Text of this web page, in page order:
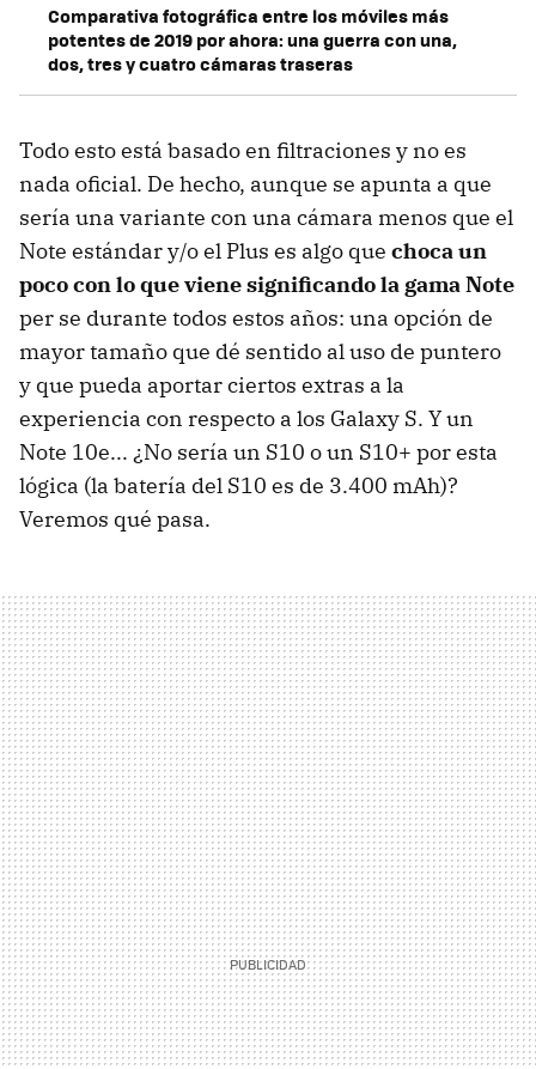
Comparativa fotográfica entre los móviles más
potentes de 2019 por ahora: una guerra con una,
dos, tres y cuatro cámaras traseras
Todo esto está basado en filtraciones y no es
nada oficial. De hecho, aunque se apunta a que
sería una variante con una cámara menos que el
Note estándar y/o el Plus es algo que choca un
poco con lo que viene significando la gama Note
per se durante todos estos años: una opción de
mayor tamaño que dé sentido al uso de puntero
y que pueda aportar ciertos extras a la
experiencia con respecto a los Galaxy S. Y un
Note 10e... ¿No sería un S10 o un S10+ por esta
lógica (la batería del S10 es de 3.400 mAh)?
Veremos qué pasa.